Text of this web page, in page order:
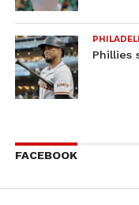
Phillies
FACEBOOK